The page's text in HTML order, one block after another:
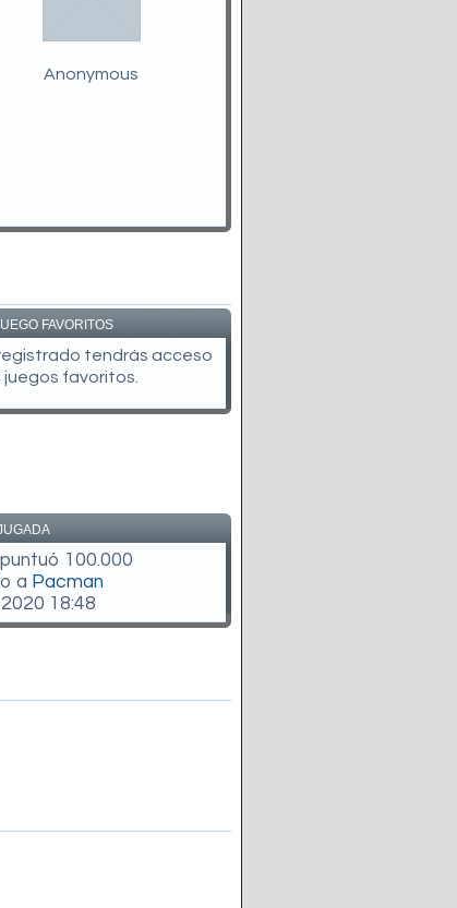
Anonymous
FAVORITOS
tendrás acceso
juegos favoritos.
puntuó 100.000
a Pacman
18:48